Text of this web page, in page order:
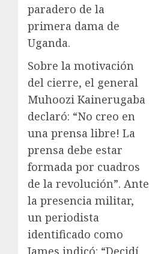
paradero de la
primera dama de
Uganda.
Sobre la motivación
del cierre, el general
Muhoozi Kainerugaba
declaró: “No creo en
una prensa libre! La
prensa debe estar
formada por cuadros
de la revolución”. Ante
la presencia militar,
un periodista
identificado como
James indicó: “Decidí